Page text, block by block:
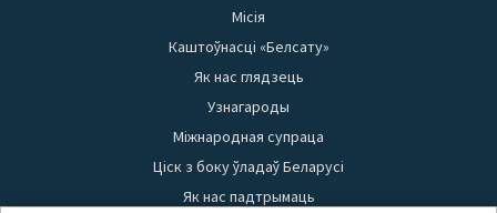
Місія
Каштоўнасці «Белсату»
Як нас глядзець
Узнагароды
Міжнародная супраца
Ціск з боку ўладаў Беларусі
Як нас падтрымаць